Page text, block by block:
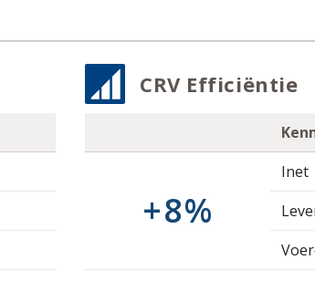
CRV Efficiëntie
+8%
Inet